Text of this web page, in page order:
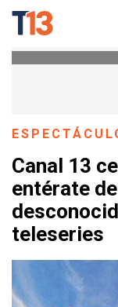
Canal 13
entérate
teleseries